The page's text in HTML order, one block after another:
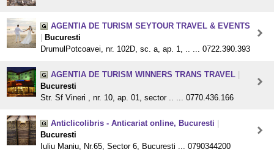
AGENTIA DE TURISM SEYTOUR TRAVEL & EVENTS
Bucuresti
DrumulPotcoavei, nr. 102D, sc. a, ap. 1, .. ... 0722.390.393
AGENTIA DE TURISM WINNERS TRANS TRAVEL
Bucuresti
Str. Sf Vineri , nr. 10, ap. 01, sector .. ... 0770.436.166
Anticlicolibris - Anticariat online, Bucuresti
Bucuresti
Iuliu Maniu, Nr.65, Sector 6, Bucuresti ... 0790344200